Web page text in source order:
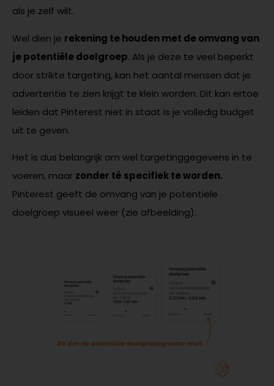
als je zelf wilt.
Wel dien je rekening te houden met de omvang van
je potentiële doelgroep. Als je deze te veel beperkt
door strikte targeting, kan het aantal mensen dat je
advertentie te zien krijgt te klein worden. Dit kan ertoe
leiden dat Pinterest niet in staat is je volledig budget
uit te geven.
Het is dus belangrijk om wel targetinggegevens in te
voeren, maar zonder té specifiek te worden.
Pinterest geeft de omvang van je potentiële
doelgroep visueel weer (zie afbeelding).